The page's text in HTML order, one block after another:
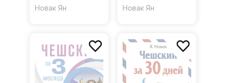
самоучитель
Новак Ян Новак Ян